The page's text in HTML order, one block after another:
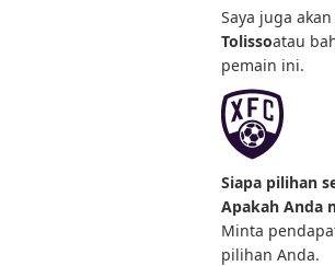
Saya juga
Tolissoatau
pemain ini.
Siapa pilihan
Apakah Anda
Minta
pilihan Anda.